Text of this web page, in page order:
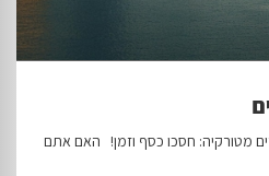
מטורקיה: חסכו כסף וזמן! האם אתם